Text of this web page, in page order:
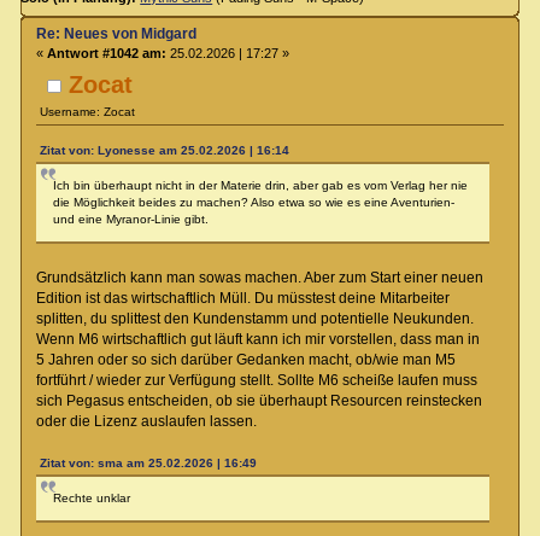
Zocat
Username: Zocat
Re: Neues von Midgard
« Antwort #1042 am: 25.02.2026 | 17:27 »
Zitat von: Lyonesse am 25.02.2026 | 16:14
Ich bin überhaupt nicht in der Materie drin, aber gab es vom Verlag her nie
die Möglichkeit beides zu machen? Also etwa so wie es eine Aventurien-
und eine Myranor-Linie gibt.
Grundsätzlich kann man sowas machen. Aber zum Start einer neuen
Edition ist das wirtschaftlich Müll. Du müsstest deine Mitarbeiter
splitten, du splittest den Kundenstamm und potentielle Neukunden.
Wenn M6 wirtschaftlich gut läuft kann ich mir vorstellen, dass man in
5 Jahren oder so sich darüber Gedanken macht, ob/wie man M5
fortführt / wieder zur Verfügung stellt. Sollte M6 scheiße laufen muss
sich Pegasus entscheiden, ob sie überhaupt Resourcen reinstecken
oder die Lizenz auslaufen lassen.
Zitat von: sma am 25.02.2026 | 16:49
Rechte unklar